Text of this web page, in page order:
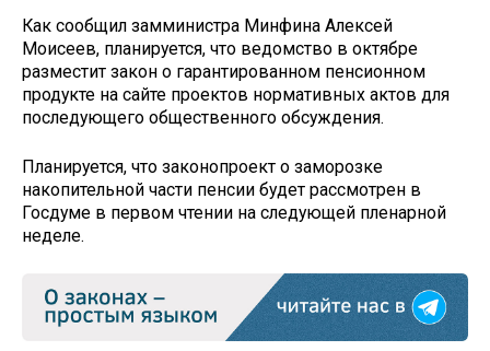
Как сообщил замминистра Минфина Алексей
Моисеев, планируется, что ведомство в октябре
разместит закон о гарантированном пенсионном
продукте на сайте проектов нормативных актов для
последующего общественного обсуждения.
Планируется, что законопроект о заморозке
накопительной части пенсии будет рассмотрен в
Госдуме в первом чтении на следующей пленарной
неделе.